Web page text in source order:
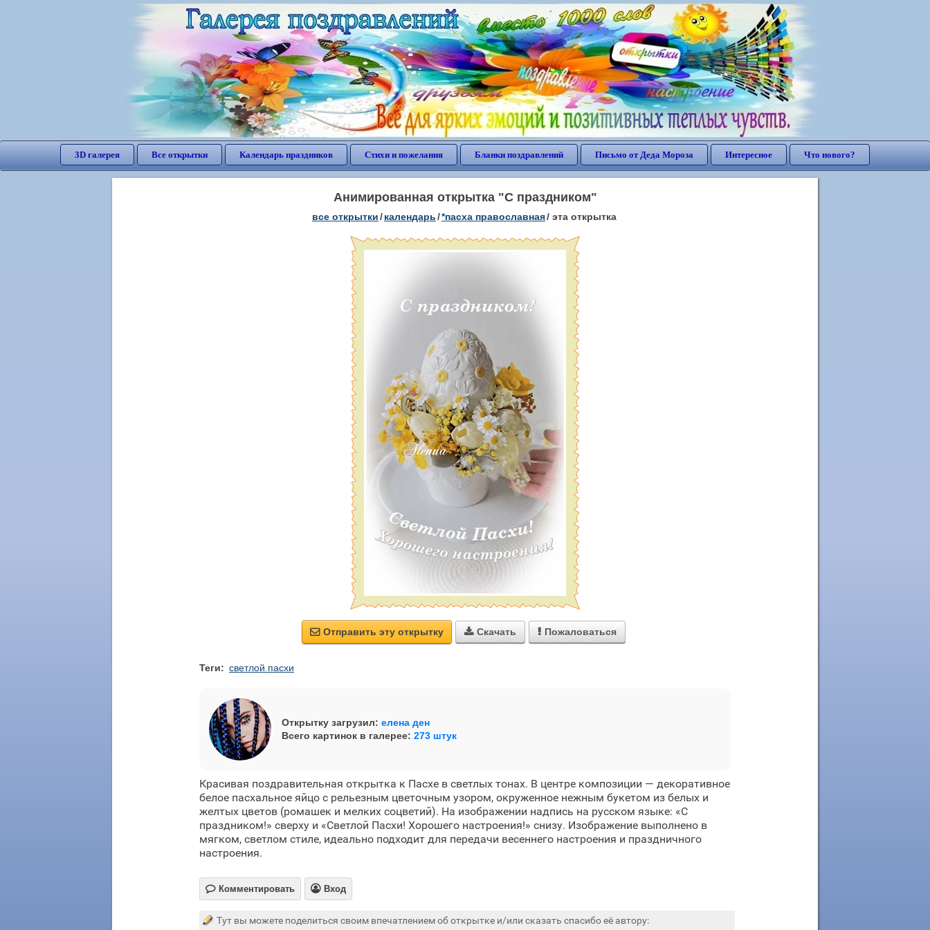
3D галерея Все открытки Календарь праздников Стихи и пожелания Бланки поздравлений Письмо от Деда Мороза Интересное Что нового?
Анимированная открытка "С праздником"
все открытки/календарь/*пасха православная/ эта открытка
 Отправить эту открытку  Скачать  Пожаловаться
Теги: светлой пасхи
Открытку загрузил: елена ден
Всего картинок в галерее: 273 штук
Красивая поздравительная открытка к Пасхе в светлых тонах. В центре композиции — декоративное
белое пасхальное яйцо с рельезным цветочным узором, окруженное нежным букетом из белых и
желтых цветов (ромашек и мелких соцветий). На изображении надпись на русском языке: «С
праздником!» сверху и «Светлой Пасхи! Хорошего настроения!» снизу. Изображение выполнено в
мягком, светлом стиле, идеально подходит для передачи весеннего настроения и праздничного
настроения.
 Комментировать  Вход
Тут вы можете поделиться своим впечатлением об открытке и/или сказать спасибо её автору: